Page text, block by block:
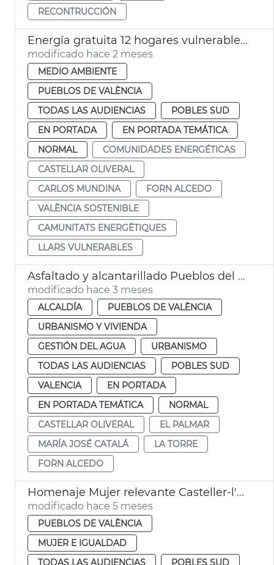
RECONTRUCCIÓN
Energía gratuita 12 hogares vulnerables comunidades energéticas València
modificado hace 2 meses
MEDIO AMBIENTE
PUEBLOS DE VALÈNCIA
TODAS LAS AUDIENCIAS
POBLES SUD
EN PORTADA
EN PORTADA TEMÁTICA
NORMAL
COMUNIDADES ENERGÉTICAS
CASTELLAR OLIVERAL
CARLOS MUNDINA
FORN ALCEDO
VALÈNCIA SOSTENIBLE
CAMUNITATS ENERGÈTIQUES
LLARS VULNERABLES
Asfaltado y alcantarillado Pueblos del Sur València
modificado hace 3 meses
ALCALDÍA
PUEBLOS DE VALÈNCIA
URBANISMO Y VIVIENDA
GESTIÓN DEL AGUA
URBANISMO
TODAS LAS AUDIENCIAS
POBLES SUD
VALENCIA
EN PORTADA
EN PORTADA TEMÁTICA
NORMAL
CASTELLAR OLIVERAL
EL PALMAR
MARÍA JOSÉ CATALÁ
LA TORRE
FORN ALCEDO
Homenaje Mujer relevante Casteller-l'Oliveral València
modificado hace 5 meses
PUEBLOS DE VALÈNCIA
MUJER E IGUALDAD
TODAS LAS AUDIENCIAS
POBLES SUD